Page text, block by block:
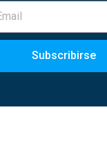
Subscribirse